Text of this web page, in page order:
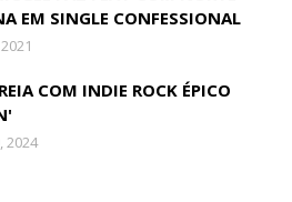
EM SINGLE CONFESSIONAL
COM INDIE ROCK ÉPICO
2024